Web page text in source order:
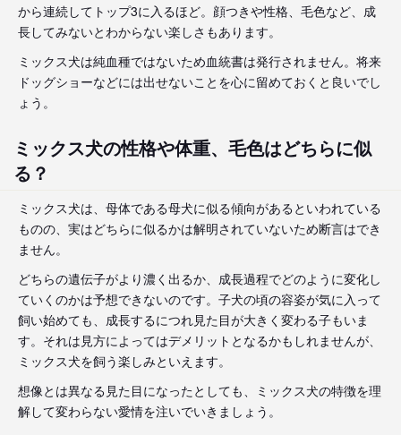
から連続してトップ3に入るほど。顔つきや性格、毛色など、成
長してみないとわからない楽しさもあります。
ミックス犬は純血種ではないため血統書は発行されません。将来
ドッグショーなどには出せないことを心に留めておくと良いでし
ょう。
ミックス犬の性格や体重、毛色はどちらに似
る？
ミックス犬は、母体である母犬に似る傾向があるといわれている
ものの、実はどちらに似るかは解明されていないため断言はでき
ません。
どちらの遺伝子がより濃く出るか、成長過程でどのように変化し
ていくのかは予想できないのです。子犬の頃の容姿が気に入って
飼い始めても、成長するにつれ見た目が大きく変わる子もいま
す。それは見方によってはデメリットとなるかもしれませんが、
ミックス犬を飼う楽しみといえます。
想像とは異なる見た目になったとしても、ミックス犬の特徴を理
解して変わらない愛情を注いでいきましょう。